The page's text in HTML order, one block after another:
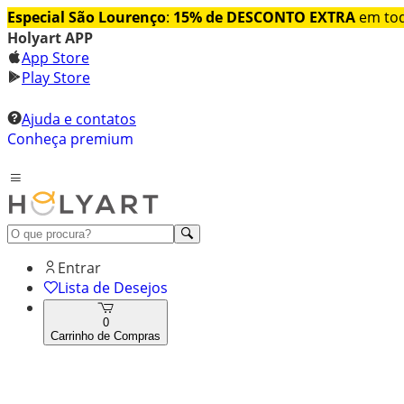
Especial São Lourenço: 15% de DESCONTO EXTRA em
Holyart APP
App Store
Play Store
Ajuda e contatos
Conheça premium
Entrar
Lista de Desejos
0
Carrinho de Compras